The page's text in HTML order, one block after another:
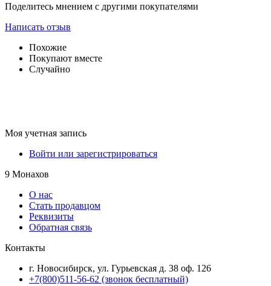
Поделитесь мнением с другими покупателями
Написать отзыв
Похожие
Покупают вместе
Случайно
Моя учетная запись
Войти или зарегистрироваться
9 Монахов
О нас
Стать продавцом
Реквизиты
Обратная связь
Контакты
г. Новосибирск, ул. Гурьевская д. 38 оф. 126
+7(800)511-56-62 (звонок бесплатный)